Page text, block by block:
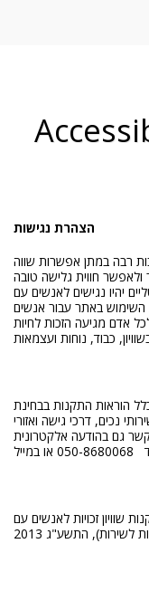
הצהרת נגישות
רבה במתן אפשרות שווה
חווית גלישה טובה
יהיו נגישים לאנשים עם
השימוש באתר עבור אנשים
אדם מגיעה הזכות לחיות
הוראות התקנות בבחינת
נכים, דרכי גישה ואזורי
גם בהודעה אלקטרונית
שוויון זכויות לאנשים עם